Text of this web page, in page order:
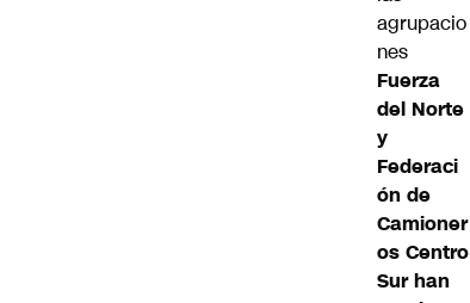
agrupacio
nes
Fuerza
del Norte
y
Federaci
ón de
Camioner
os Centro
Sur han